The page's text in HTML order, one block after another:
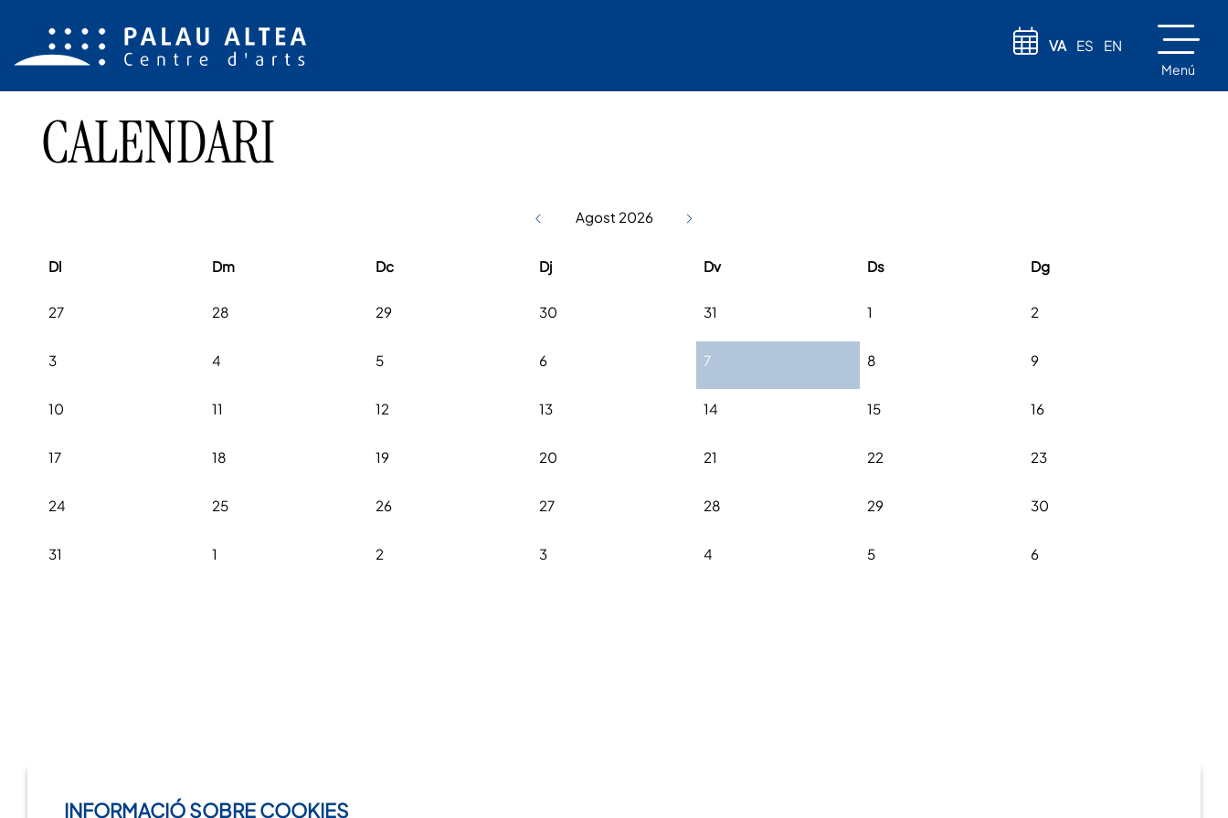
Menú
VA ES EN
CALENDARI
Agost 2026
Dl Dm Dc Dj Dv Ds Dg
No hi ha cap activitat aquest mes
27 28 29 30 31 1 2
3 4 5 6 7 8 9
10 11 12 13 14 15 16
17 18 19 20 21 22 23
24 25 26 27 28 29 30
31 1 2 3 4 5 6
INFORMACIÓ SOBRE COOKIES